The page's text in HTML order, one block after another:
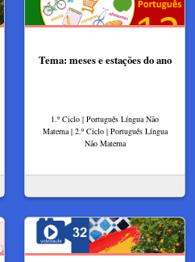
Tema: meses e estações do ano
1.º Ciclo | Português Língua Não
Materna | 2.º Ciclo | Português Língua
Não Materna